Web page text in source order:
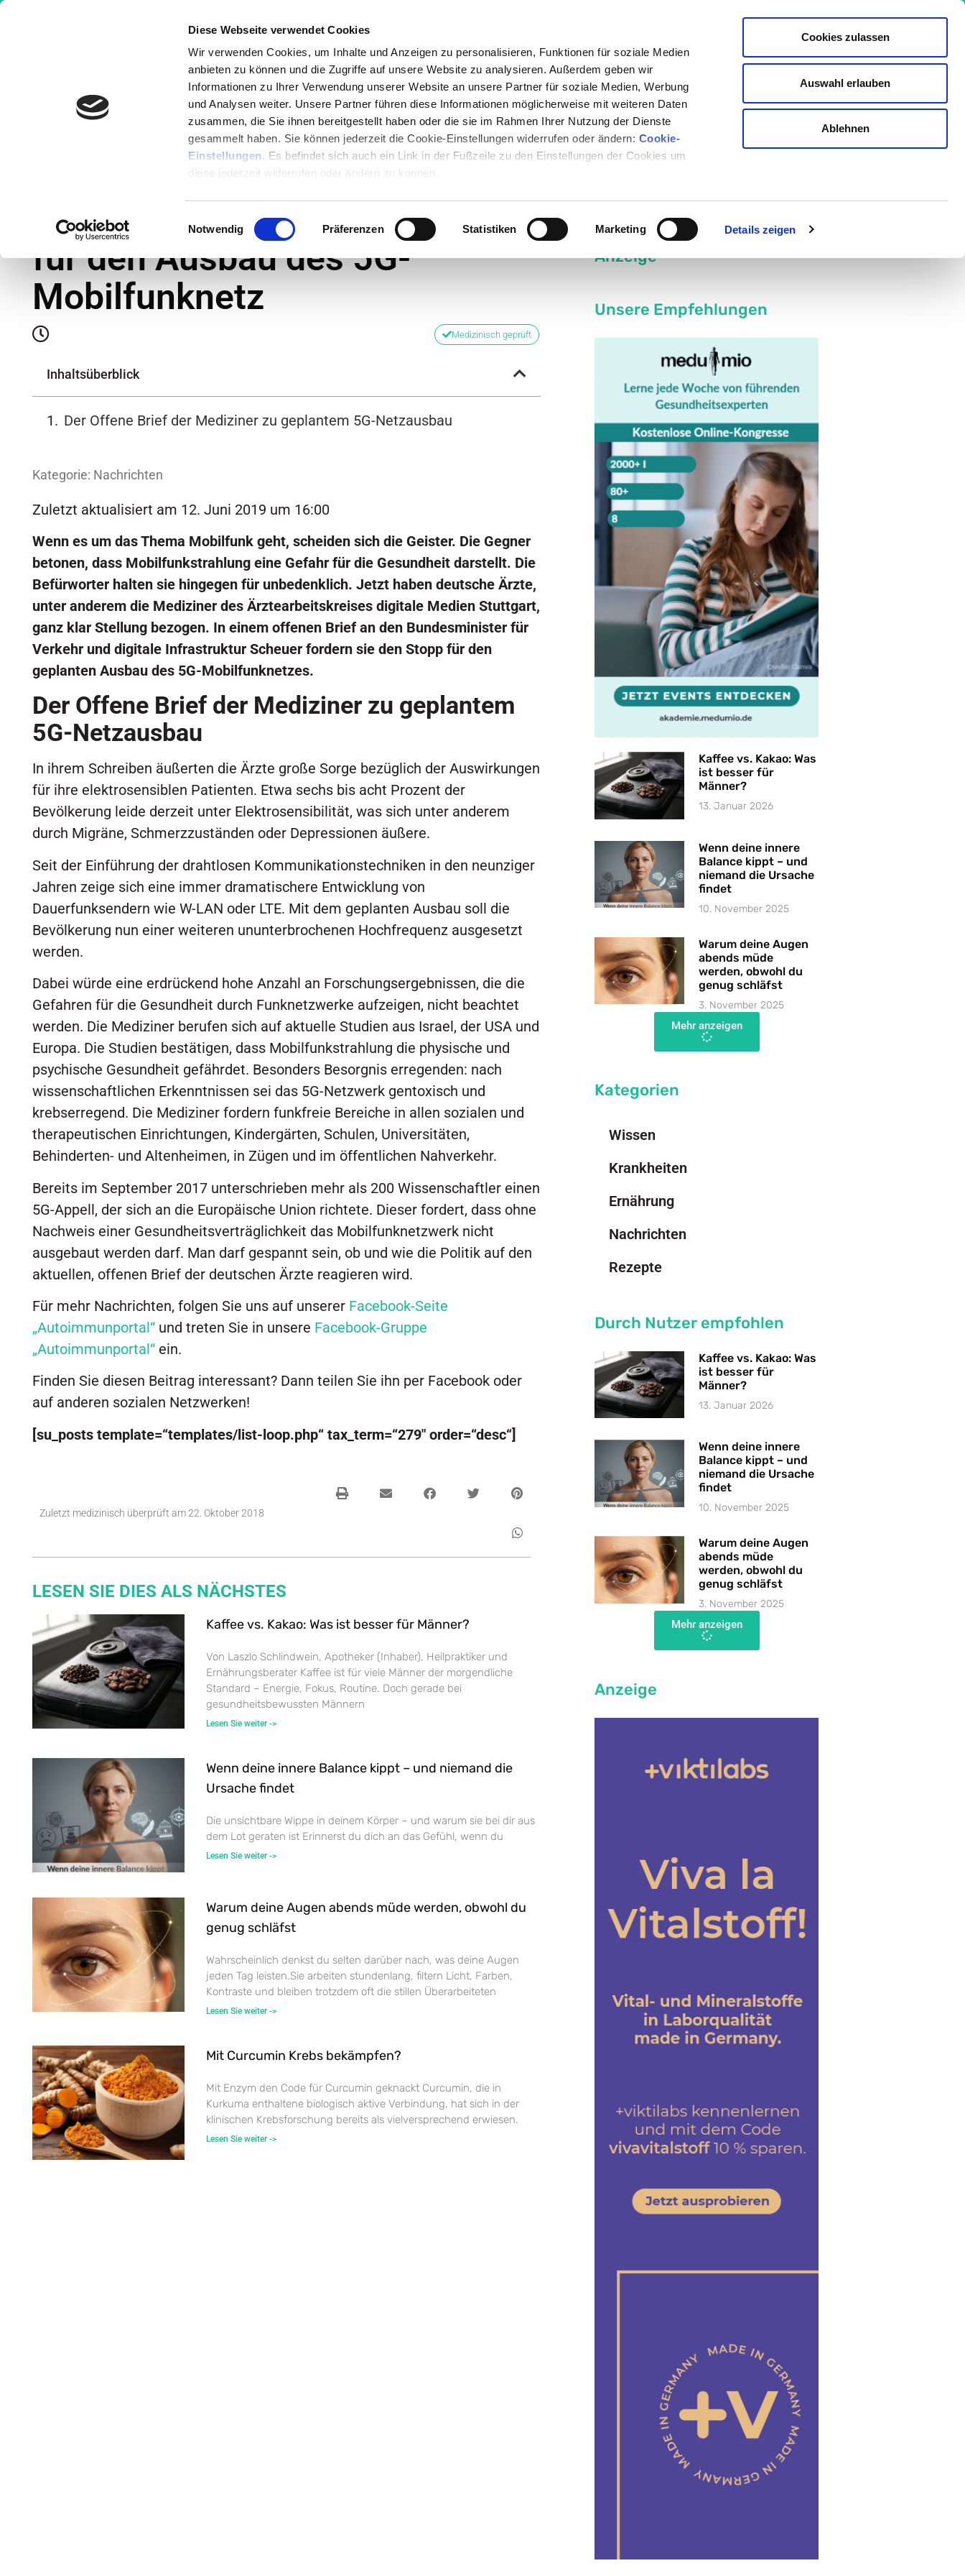
Diese Webseite verwendet Cookies
Wir verwenden Cookies, um Inhalte und Anzeigen zu personalisieren, Funktionen für soziale Medien
anbieten zu können und die Zugriffe auf unsere Website zu analysieren. Außerdem geben wir
Informationen zu Ihrer Verwendung unserer Website an unsere Partner für soziale Medien, Werbung
und Analysen weiter. Unsere Partner führen diese Informationen möglicherweise mit weiteren Daten
zusammen, die Sie ihnen bereitgestellt haben oder die sie im Rahmen Ihrer Nutzung der Dienste
gesammelt haben. Sie können jederzeit die Cookie-Einstellungen widerrufen oder ändern: Cookie-
Einstellungen. Es befindet sich auch ein Link in der Fußzeile zu den Einstellungen der Cookies um
diese jederzeit widerrufen oder ändern zu können.
Einwilligungsauswahl
Notwendig Präferenzen Statistiken Marketing Details zeigen
Cookies zulassen
Auswahl erlauben
Ablehnen
Wissen Ernährung Krankheiten Nachrichten Rezepte Events Medumio Akademie
Deutsche Ärzte fordern Stopp für den Ausbau des 5G-
Deutsche Ärzte fordern Stopp
für den Ausbau des 5G-
Mobilfunknetz
Medizinisch geprüft
Inhaltsüberblick
Der Offene Brief der Mediziner zu geplantem 5G-Netzausbau
Kategorie: Nachrichten
Zuletzt aktualisiert am 12. Juni 2019 um 16:00
Wenn es um das Thema Mobilfunk geht, scheiden sich die Geister. Die Gegner
betonen, dass Mobilfunkstrahlung eine Gefahr für die Gesundheit darstellt. Die
Befürworter halten sie hingegen für unbedenklich. Jetzt haben deutsche Ärzte,
unter anderem die Mediziner des Ärztearbeitskreises digitale Medien Stuttgart,
ganz klar Stellung bezogen. In einem offenen Brief an den Bundesminister für
Verkehr und digitale Infrastruktur Scheuer fordern sie den Stopp für den
geplanten Ausbau des 5G-Mobilfunknetzes.
Der Offene Brief der Mediziner zu geplantem
5G-Netzausbau
In ihrem Schreiben äußerten die Ärzte große Sorge bezüglich der Auswirkungen
für ihre elektrosensiblen Patienten. Etwa sechs bis acht Prozent der
Bevölkerung leide derzeit unter Elektrosensibilität, was sich unter anderem
durch Migräne, Schmerzzuständen oder Depressionen äußere.
Seit der Einführung der drahtlosen Kommunikationstechniken in den neunziger
Jahren zeige sich eine immer dramatischere Entwicklung von
Dauerfunksendern wie W-LAN oder LTE. Mit dem geplanten Ausbau soll die
Bevölkerung nun einer weiteren ununterbrochenen Hochfrequenz ausgesetzt
werden.
Dabei würde eine erdrückend hohe Anzahl an Forschungsergebnissen, die die
Gefahren für die Gesundheit durch Funknetzwerke aufzeigen, nicht beachtet
werden. Die Mediziner berufen sich auf aktuelle Studien aus Israel, der USA und
Europa. Die Studien bestätigen, dass Mobilfunkstrahlung die physische und
psychische Gesundheit gefährdet. Besonders Besorgnis erregenden: nach
wissenschaftlichen Erkenntnissen sei das 5G-Netzwerk gentoxisch und
krebserregend. Die Mediziner fordern funkfreie Bereiche in allen sozialen und
therapeutischen Einrichtungen, Kindergärten, Schulen, Universitäten,
Behinderten- und Altenheimen, in Zügen und im öffentlichen Nahverkehr.
Bereits im September 2017 unterschrieben mehr als 200 Wissenschaftler einen
5G-Appell, der sich an die Europäische Union richtete. Dieser fordert, dass ohne
Nachweis einer Gesundheitsverträglichkeit das Mobilfunknetzwerk nicht
ausgebaut werden darf. Man darf gespannt sein, ob und wie die Politik auf den
aktuellen, offenen Brief der deutschen Ärzte reagieren wird.
Für mehr Nachrichten, folgen Sie uns auf unserer Facebook-Seite
„Autoimmunportal“ und treten Sie in unsere Facebook-Gruppe
„Autoimmunportal“ ein.
Finden Sie diesen Beitrag interessant? Dann teilen Sie ihn per Facebook oder
auf anderen sozialen Netzwerken!
[su_posts template=“templates/list-loop.php“ tax_term=“279″ order=“desc“]
Zuletzt medizinisch überprüft am22. Oktober 2018
LESEN SIE DIES ALS NÄCHSTES
Kaffee vs. Kakao: Was ist besser für Männer?
Von Laszlo Schlindwein, Apotheker (Inhaber), Heilpraktiker und
Ernährungsberater Kaffee ist für viele Männer der morgendliche
Standard – Energie, Fokus, Routine. Doch gerade bei
gesundheitsbewussten Männern
Lesen Sie weiter ->
Wenn deine innere Balance kippt – und niemand die
Ursache findet
Die unsichtbare Wippe in deinem Körper – und warum sie bei dir aus
dem Lot geraten ist Erinnerst du dich an das Gefühl, wenn du
Lesen Sie weiter ->
Warum deine Augen abends müde werden, obwohl du
genug schläfst
Wahrscheinlich denkst du selten darüber nach, was deine Augen
jeden Tag leisten.Sie arbeiten stundenlang, filtern Licht, Farben,
Kontraste und bleiben trotzdem oft die stillen Überarbeiteten
Lesen Sie weiter ->
Mit Curcumin Krebs bekämpfen?
Mit Enzym den Code für Curcumin geknackt Curcumin, die in
Kurkuma enthaltene biologisch aktive Verbindung, hat sich in der
klinischen Krebsforschung bereits als vielversprechend erwiesen.
Lesen Sie weiter ->
Medizinisch überprüft von:
Anzeige
Unsere Empfehlungen
Kaffee vs. Kakao: Was
ist besser für
Männer?
13. Januar 2026
Wenn deine innere
Balance kippt – und
niemand die Ursache
findet
10. November 2025
Warum deine Augen
abends müde
werden, obwohl du
genug schläfst
3. November 2025
Mehr anzeigen
Kategorien
Wissen
Krankheiten
Ernährung
Nachrichten
Rezepte
Durch Nutzer empfohlen
Kaffee vs. Kakao: Was
ist besser für
Männer?
13. Januar 2026
Wenn deine innere
Balance kippt – und
niemand die Ursache
findet
10. November 2025
Warum deine Augen
abends müde
werden, obwohl du
genug schläfst
3. November 2025
Mehr anzeigen
Anzeige